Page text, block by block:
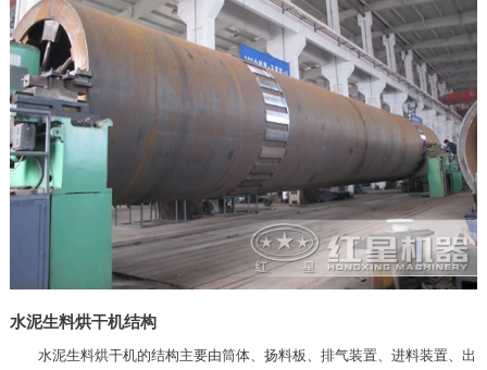
水泥生料烘干机结构
水泥生料烘干机的结构主要由筒体、扬料板、排气装置、进料装置、出